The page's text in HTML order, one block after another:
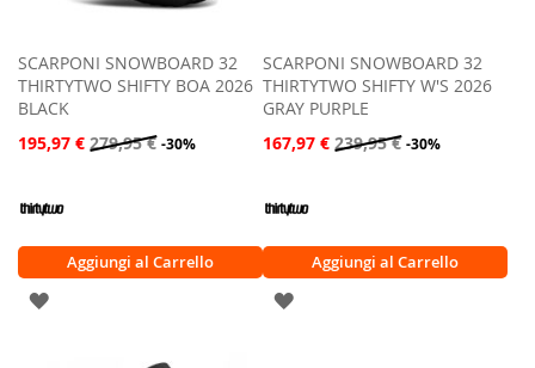
SCARPONI SNOWBOARD 32
THIRTYTWO SHIFTY BOA 2026
BLACK
195,97 € 279,95 € -30%
Aggiungi al Carrello
AGGIUNGI
SCARPONI SNOWBOARD 32
THIRTYTWO SHIFTY W'S 2026
GRAY PURPLE
167,97 € 239,95 € -30%
Aggiungi al Carrello
AGGIUNGI